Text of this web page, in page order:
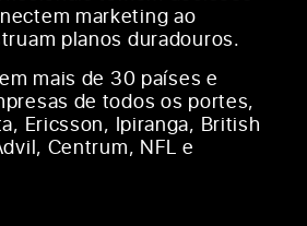
marketing ao
planos duradouros.
mais de 30 países e
de todos os portes,
Ericsson, Ipiranga, British
Centrum, NFL e